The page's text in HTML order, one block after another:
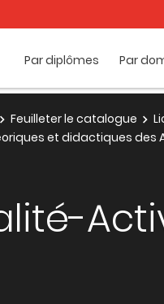
Par diplômes Par
Feuilleter le catalogue
et didactiques des